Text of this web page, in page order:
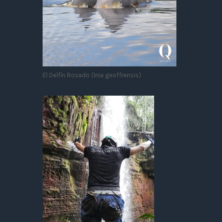
El Delfín Rosado (Inia geoffrensis)